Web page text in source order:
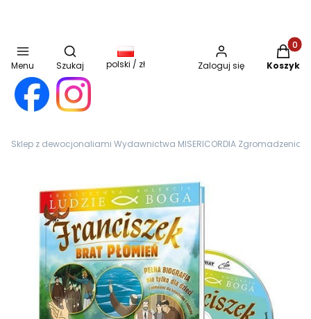
Menu
Otwórz wyszukiwarkę
Szukaj polski / zł Zaloguj się Koszyk
Sklep z dewocjonaliami Wydawnictwa MISERICORDIA Zgromadzenia